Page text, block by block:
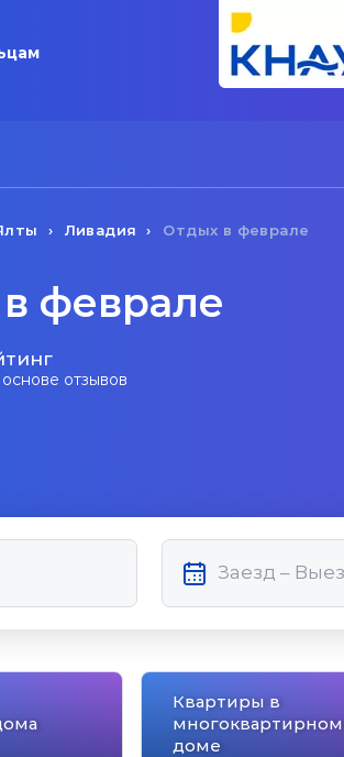
Ливадия Отдых в феврале
феврале
отзывов
Квартиры в
многоквартирном
доме